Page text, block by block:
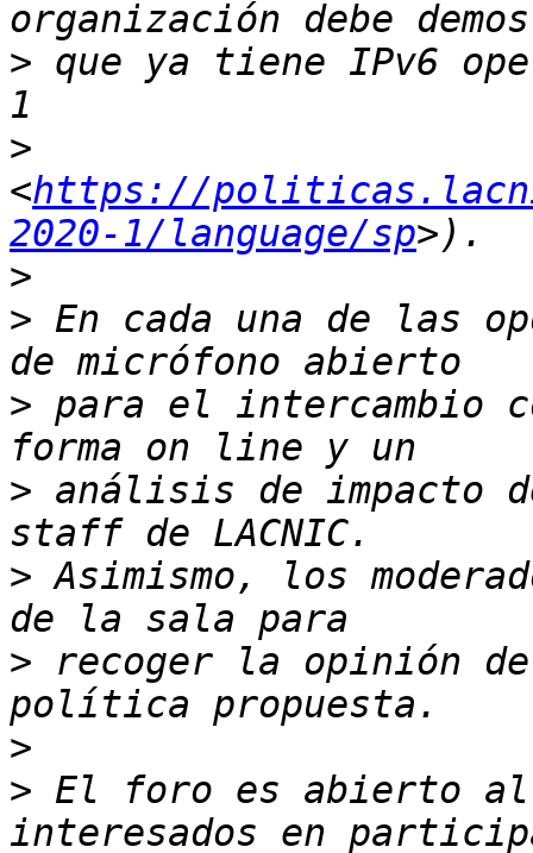
> que ya tiene IPv6
>
<https://
2020-1/language/sp
>
> En cada una de las
> para el intercambio
> análisis de impacto
> Asimismo, los
> recoger la opinión
>
> El foro es abierto